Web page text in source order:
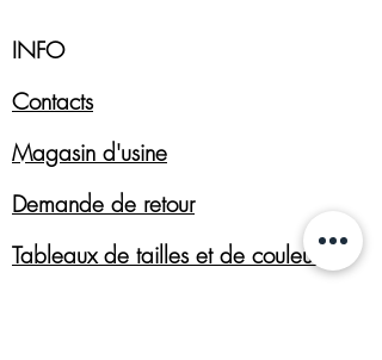
INFO
Contacts
Magasin d'usine
Demande de retour
Tableaux de tailles et de couleurs